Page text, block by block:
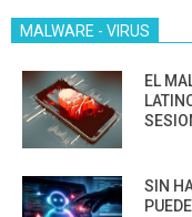
MALWARE - VIRUS
EL
SIN